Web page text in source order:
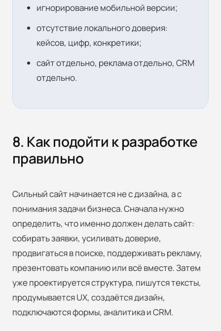
игнорирование мобильной версии;
отсутствие локального доверия:
кейсов, цифр, конкретики;
сайт отдельно, реклама отдельно, CRM
отдельно.
8. Как подойти к разработке
правильно
Сильный сайт начинается не с дизайна, а с
понимания задачи бизнеса. Сначала нужно
определить, что именно должен делать сайт:
собирать заявки, усиливать доверие,
продвигаться в поиске, поддерживать рекламу,
презентовать компанию или всё вместе. Затем
уже проектируется структура, пишутся тексты,
продумывается UX, создаётся дизайн,
подключаются формы, аналитика и CRM.